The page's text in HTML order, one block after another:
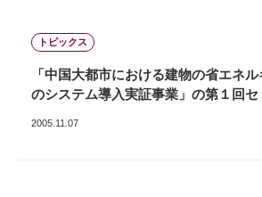
トピックス
「中国大都市における建物の省エネ
のシステム導入実証事業」の第１回
2005.11.07